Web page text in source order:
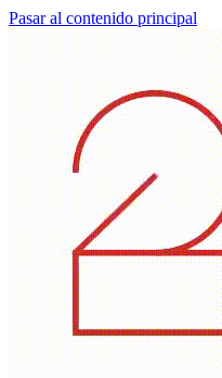
Pasar al contenido principal